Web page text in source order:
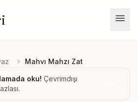
menu
chevron_right Mahvı Mahzı Zat
oku! Çevrimdışı